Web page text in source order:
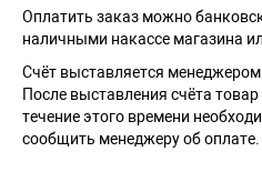
Оплатить заказ можно
наличными накассе магазина
Cчёт выставляется
После выставления счёта
течение этого времени
сообщить менеджеру об оплате.